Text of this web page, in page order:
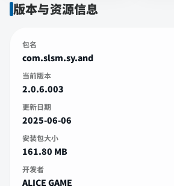
版本与资源信息
包名
com.slsm.sy.and
当前版本
2.0.6.003
更新日期
2025-06-06
安装包大小
161.80 MB
开发者
ALICE GAME